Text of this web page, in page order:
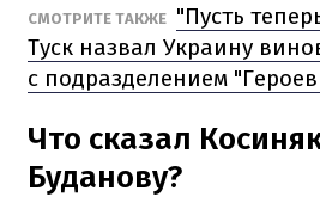
СМОТРИТЕ ТАКЖЕ "Пусть
Туск назвал Украину
с подразделением
Что сказал
Буданову?